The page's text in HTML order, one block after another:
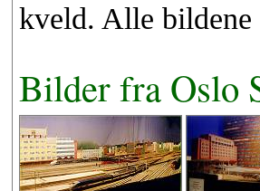
kveld. Alle bildene
Bilder fra Oslo